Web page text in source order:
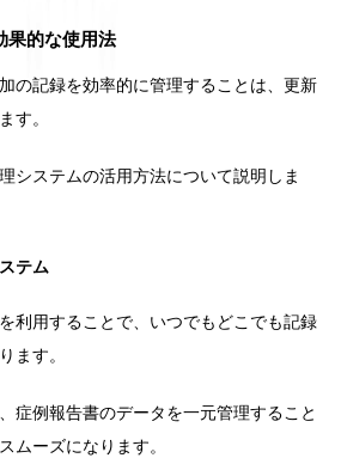
果的な使用法
の記録を効率的に管理することは、更新
す。
システムの活用方法について説明しま
テム
利用することで、いつでもどこでも記録
ます。
症例報告書のデータを一元管理すること
ムーズになります。